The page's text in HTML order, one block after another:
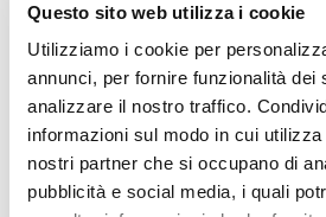
Questo sito web utilizza i cookie
Utilizziamo i cookie per
annunci, per fornire funzionalità dei
analizzare il nostro traffico.
informazioni sul modo in cui
nostri partner che si occupano di
pubblicità e social media, i quali
emotiva non hanno
emotivi con i quali
input esterni. Possono
in sintonia con il
richieste o le necessità
mostrando preoccupazione
sofferenza, i problemi o le